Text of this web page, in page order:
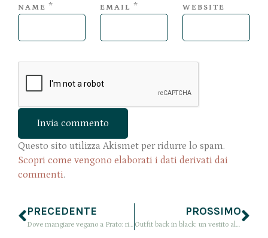
NAME * EMAIL * WEBSITE
Questo sito utilizza Akismet per ridurre lo spam.
Scopri come vengono elaborati i dati derivati dai
commenti.
PRECEDENTE
Dove mangiare vegano a Prato: ristorante Yop, scopriamo la sua cucina felice!
PROSSIMO
Outfit back in black: un vestito alla coreana nero